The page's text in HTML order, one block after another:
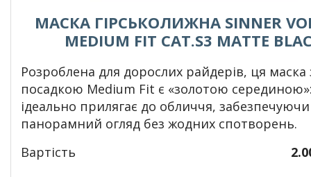
МАСКА ГІРСЬКОЛИЖНА SINNER
MEDIUM FIT CAT.S3 MATTE
Розроблена для дорослих райдерів, ця маска
посадкою Medium Fit є «золотою
ідеально прилягає до обличчя, забезпечуючи
панорамний огляд без жодних спотворень.
Вартість